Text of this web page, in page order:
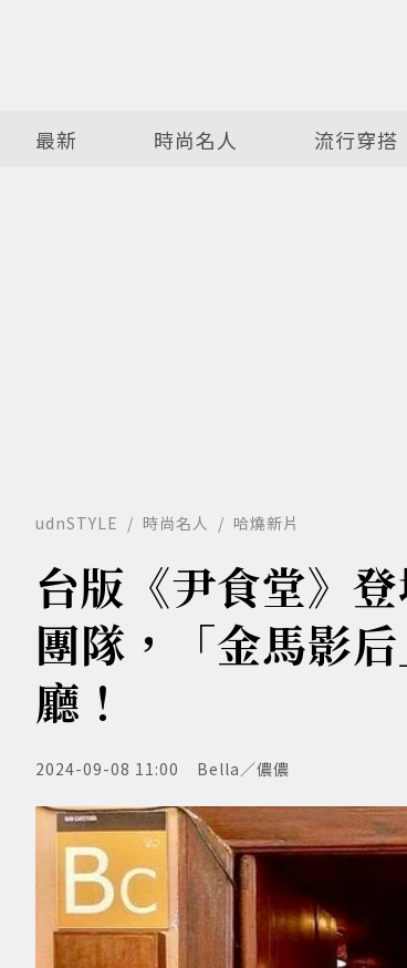
最新 時尚名人 流行穿搭
udnSTYLE 時尚名人 哈燒新片
台版《尹食堂》
團隊，「金馬影
廳！
2024-09-08 11:00 Bella／儂儂